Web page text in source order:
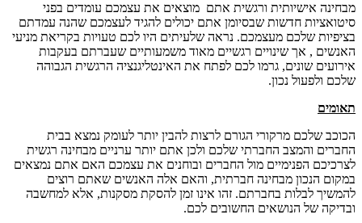
מבחינה אישיותית ורגשית אתם מוצאים את עצמכם עומדים בפני
סיטואציות חדשות שבסיומן אתם יכולים להגיד לעצמכם שהנה עמדתם
בציפיות שלכם מעצמכם. נראה שלעיתים היו לכם טעויות בקריאת מניעי
האנשים , אך שינויים רגשיים מאוד משמעותיים שעברתם בעקבות
אירועים שונים, גרמו לכם לפתח את האינטליגנציה הרגשית הגבוהה
שלכם ולפעול נכון.
תאומים
הכוכב שלכם מרקורי הגורם לרצות להבין יותר לעומק נמצא בבית
החברים והמצב החברתי שלכם ולכן אתם יותר ערניים מבחינה רגשית
לצרכיכם הפנימיים מול החברים ובוחנים את עצמכם האם אתם נמצאים
במקום הנכון מבחינה חברתית, והאם אלה האנשים שאתם רוצים
להמשיך לבלות בחברתם. זהו אינו זמן להסקת מסקנות, אלא למחשבה
ובדיקה של הנושאים החשובים לכם.